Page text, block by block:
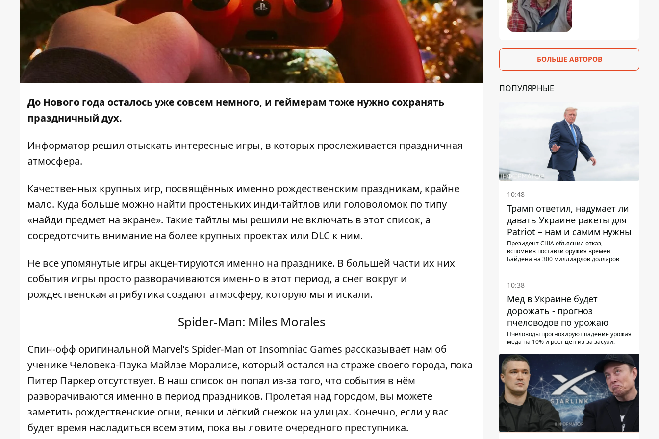
До Нового года осталось уже совсем немного, и геймерам тоже нужно сохранять
праздничный дух.
Информатор решил отыскать интересные игры, в которых прослеживается праздничная
атмосфера.
Качественных крупных игр, посвящённых именно рождественским праздникам, крайне
мало. Куда больше можно найти простеньких инди-тайтлов или головоломок по типу
«найди предмет на экране». Такие тайтлы мы решили не включать в этот список, а
сосредоточить внимание на более крупных проектах или DLC к ним.
Не все упомянутые игры акцентируются именно на празднике. В большей части их них
события игры просто разворачиваются именно в этот период, а снег вокруг и
рождественская атрибутика создают атмосферу, которую мы и искали.
Spider-Man: Miles Morales
Спин-офф оригинальной Marvel’s Spider-Man от Insomniac Games рассказывает нам об
ученике Человека-Паука Майлзе Моралисе, который остался на страже своего города, пока
Питер Паркер отсутствует. В наш список он попал из-за того, что события в нём
разворачиваются именно в период праздников. Пролетая над городом, вы можете
заметить рождественские огни, венки и лёгкий снежок на улицах. Конечно, если у вас
будет время насладиться всем этим, пока вы ловите очередного преступника.
БОЛЬШЕ АВТОРОВ
ПОПУЛЯРНЫЕ
10:48
Трамп ответил, надумает ли
давать Украине ракеты для
Patriot – нам и самим нужны
Президент США объяснил отказ,
вспомнив поставки оружия времен
Байдена на 300 миллиардов долларов
10:38
Мед в Украине будет
дорожать - прогноз
пчеловодов по урожаю
Пчеловоды прогнозируют падение урожая
меда на 10% и рост цен из-за засухи.